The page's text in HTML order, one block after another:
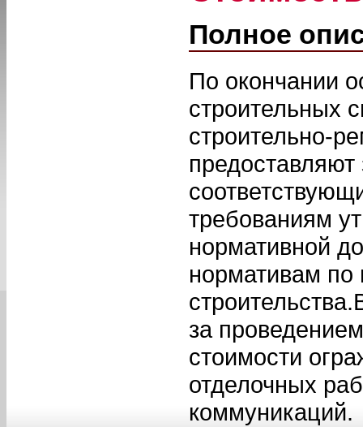
Полное
По окончании
строительных
строительно-
требованиям
нормативной
нормативам по
за
стоимости
отделочных
коммуникаций.